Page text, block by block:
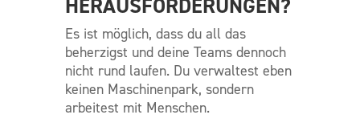
Es ist möglich, dass du all das
beherzigst und deine Teams dennoch
nicht rund laufen. Du verwaltest eben
keinen Maschinenpark, sondern
arbeitest mit Menschen.